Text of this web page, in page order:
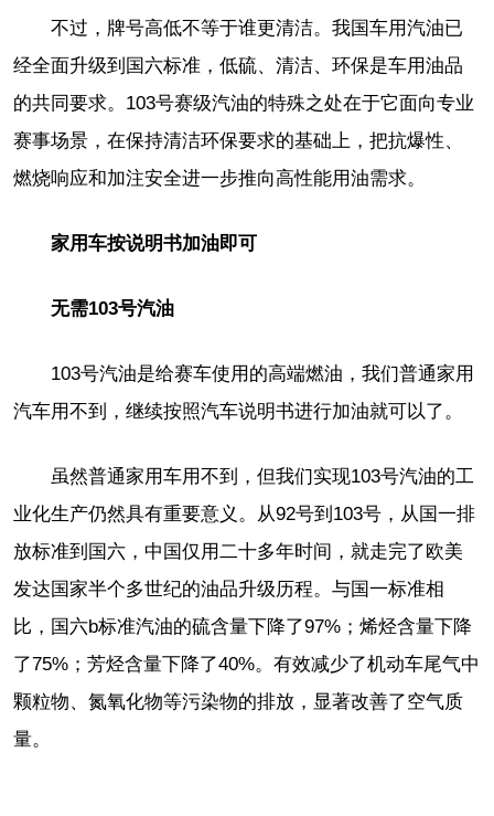
不过，牌号高低不等于谁更清洁。我国车用汽油已
经全面升级到国六标准，低硫、清洁、环保是车用油品
的共同要求。103号赛级汽油的特殊之处在于它面向专业
赛事场景，在保持清洁环保要求的基础上，把抗爆性、
燃烧响应和加注安全进一步推向高性能用油需求。
家用车按说明书加油即可
无需103号汽油
103号汽油是给赛车使用的高端燃油，我们普通家用
汽车用不到，继续按照汽车说明书进行加油就可以了。
虽然普通家用车用不到，但我们实现103号汽油的工
业化生产仍然具有重要意义。从92号到103号，从国一排
放标准到国六，中国仅用二十多年时间，就走完了欧美
发达国家半个多世纪的油品升级历程。与国一标准相
比，国六b标准汽油的硫含量下降了97%；烯烃含量下降
了75%；芳烃含量下降了40%。有效减少了机动车尾气中
颗粒物、氮氧化物等污染物的排放，显著改善了空气质
量。